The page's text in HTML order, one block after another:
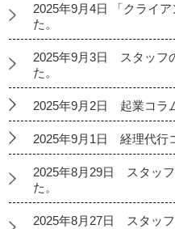
2025年9月4日 「クライ
た。
2025年9月3日 スタッフ
た。
2025年9月2日 起業コラ
2025年9月1日 経理代行
2025年8月29日 スタッ
た。
2025年8月27日 スタッ